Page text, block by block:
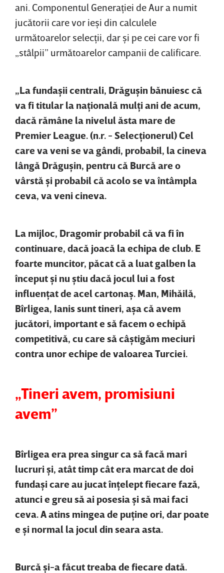
ani. Componentul Generaţiei de Aur a numit
jucătorii care vor ieşi din calculele
următoarelor selecţii, dar şi pe cei care vor fi
„stâlpii” următoarelor campanii de calificare.
„La fundaşii centrali, Drăguşin bănuiesc că
va fi titular la naţională mulţi ani de acum,
dacă rămâne la nivelul ăsta mare de
Premier League. (n.r. - Selecţionerul) Cel
care va veni se va gândi, probabil, la cineva
lângă Drăguşin, pentru că Burcă are o
vârstă şi probabil că acolo se va întâmpla
ceva, va veni cineva.
La mijloc, Dragomir probabil că va fi în
continuare, dacă joacă la echipa de club. E
foarte muncitor, păcat că a luat galben la
început şi nu ştiu dacă jocul lui a fost
influenţat de acel cartonaş. Man, Mihăilă,
Bîrligea, Ianis sunt tineri, aşa că avem
jucători, important e să facem o echipă
competitivă, cu care să câştigăm meciuri
contra unor echipe de valoarea Turciei.
„Tineri avem, promisiuni
avem”
Bîrligea era prea singur ca să facă mari
lucruri şi, atât timp cât era marcat de doi
fundaşi care au jucat înţelept fiecare fază,
atunci e greu să ai posesia şi să mai faci
ceva. A atins mingea de puţine ori, dar poate
e şi normal la jocul din seara asta.
Burcă şi-a făcut treaba de fiecare dată.